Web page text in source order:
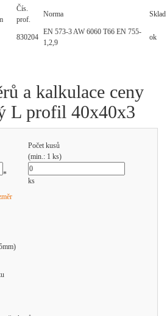
Čís.
prof.
Norma Sklad
830204
EN 573-3 AW 6060 T66 EN 755-
1,2,9
ok
a kalkulace ceny
L profil 40x40x3
Počet kusů
(min.: 1 ks)
*
ks